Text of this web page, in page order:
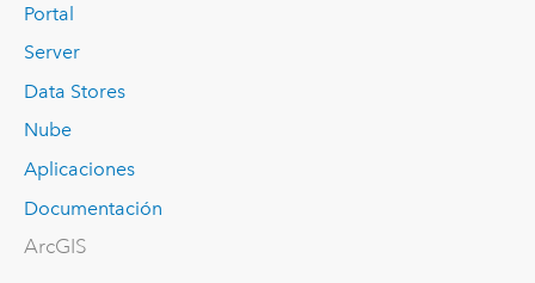
Portal
Server
Data Stores
Nube
Aplicaciones
Documentación
ArcGIS